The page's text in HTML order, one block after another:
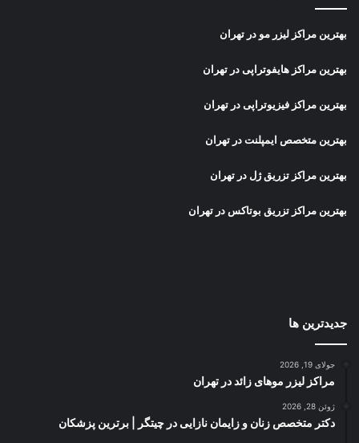
بهترین مراکز لیزر مو در تهران
بهترین مراکز هایفوتراپی در تهران
بهترین مراکز فیزیوتراپی در تهران
بهترین متخصص ایمپلنت در تهران
بهترین مراکز تزریق ژل در تهران
بهترین مراکز تزریق بوتاکس در تهران
جدیدترین ها
جولای 19, 2026
مراکز لیزر موهای زائد در تهران
ژوئن 28, 2026
دکتر متخصص زنان و زایمان نازایی در چیتگر | برترین پزشکان